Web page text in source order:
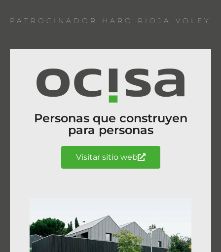
PATROCINADOR HARO RIOJA VOLEY
Personas que construyen
para personas
Visitar sitio web